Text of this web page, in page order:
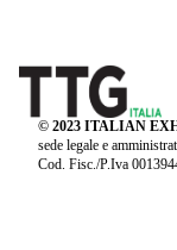
© 2023 ITALIAN
sede legale e
Cod. Fisc./P.Iva